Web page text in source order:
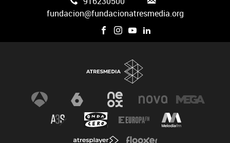
fundacion@fundacionatresmedia.org